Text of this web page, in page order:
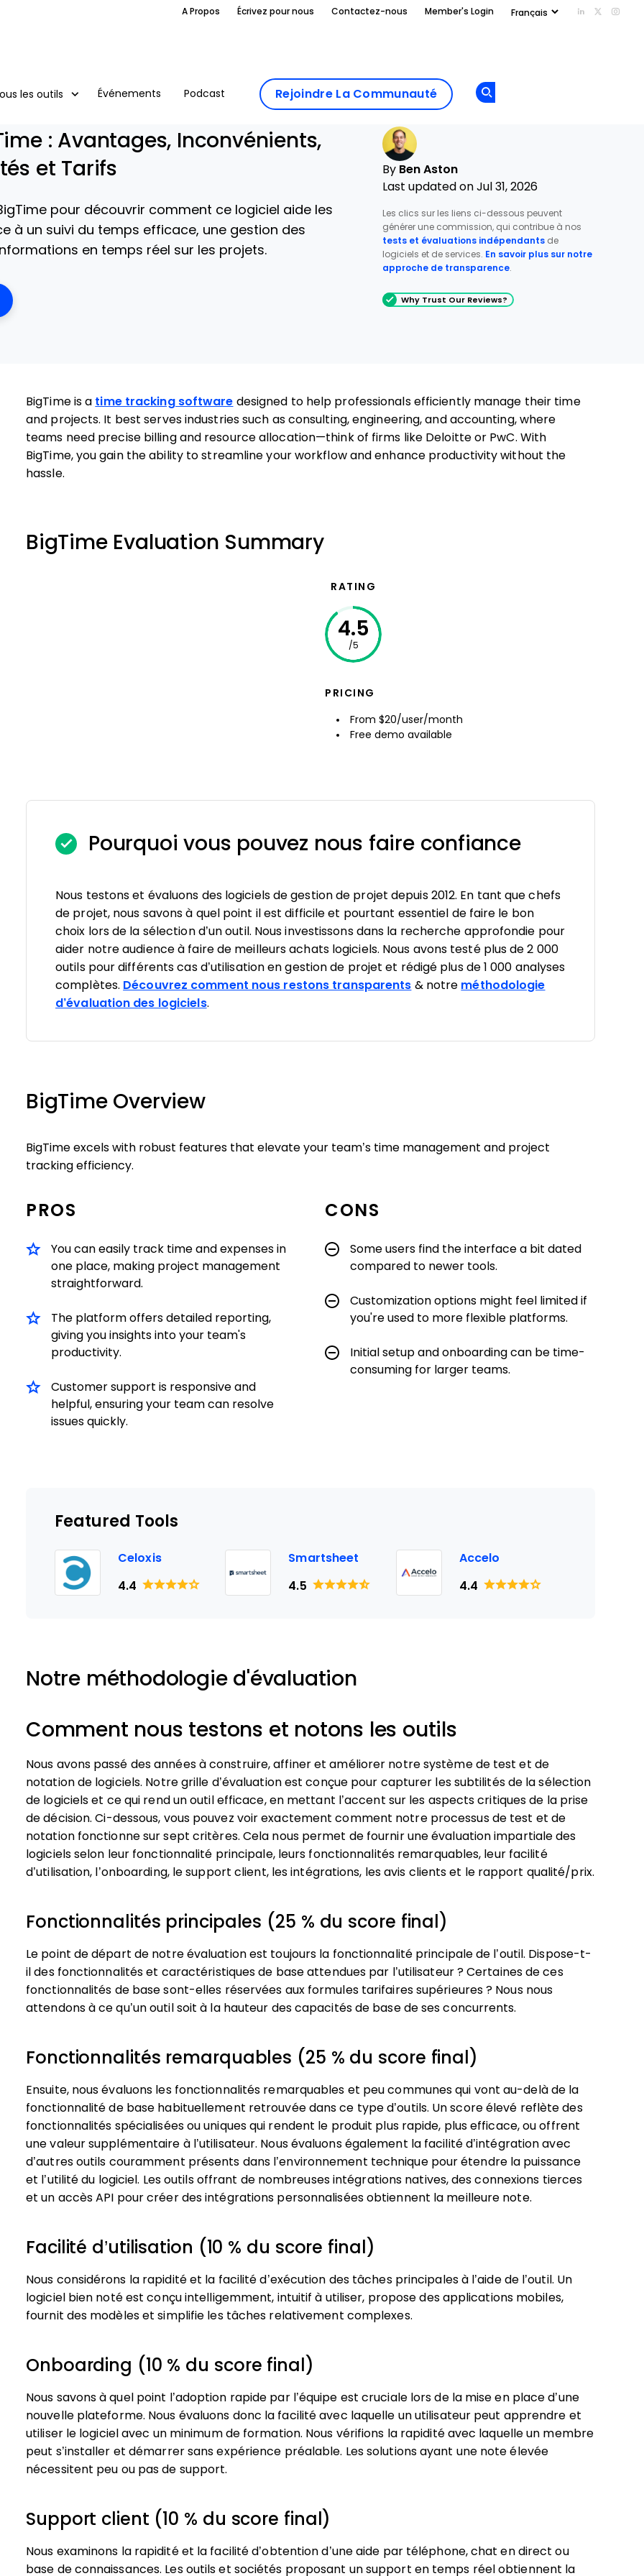
A Propos Écrivez pour nous Contactez-nous Member's Login Add us on
Follow
les outils Événements Podcast Rejoindre La Communauté
: Avantages, Inconvénients,
et Tarifs
pour découvrir comment ce logiciel aide les
à un suivi du temps efficace, une gestion des
en temps réel sur les projets.
New Window
By Ben Aston
Last updated on Jul 31, 2026
Les clics sur les liens ci-dessous peuvent
générer une commission, qui contribue à nos
tests et évaluations indépendants de
logiciels et de services. En savoir plus sur notre
approche de transparence.
Why Trust Our Reviews?
BigTime is a time tracking software designed to help professionals efficiently manage their time
and projects. It best serves industries such as consulting, engineering, and accounting, where
teams need precise billing and resource allocation—think of firms like Deloitte or PwC. With
BigTime, you gain the ability to streamline your workflow and enhance productivity without the
hassle.
BigTime Evaluation Summary
RATING
4.5
/5
PRICING
From $20/user/month
Free demo available
Pourquoi vous pouvez nous faire confiance
Nous testons et évaluons des logiciels de gestion de projet depuis 2012. En tant que chefs
de projet, nous savons à quel point il est difficile et pourtant essentiel de faire le bon
choix lors de la sélection d’un outil. Nous investissons dans la recherche approfondie pour
aider notre audience à faire de meilleurs achats logiciels. Nous avons testé plus de 2 000
outils pour différents cas d’utilisation en gestion de projet et rédigé plus de 1 000 analyses
complètes. Découvrez comment nous restons transparents & notre méthodologie
d’évaluation des logiciels.
BigTime Overview
BigTime excels with robust features that elevate your team’s time management and project
tracking efficiency.
PROS
You can easily track time and expenses in
one place, making project management
straightforward.
The platform offers detailed reporting,
giving you insights into your team's
productivity.
Customer support is responsive and
helpful, ensuring your team can resolve
issues quickly.
CONS
Some users find the interface a bit dated
compared to newer tools.
Customization options might feel limited if
you're used to more flexible platforms.
Initial setup and onboarding can be time-
consuming for larger teams.
Featured Tools
Celoxis
4.4
Smartsheet
4.5
Accelo
4.4
Notre méthodologie d'évaluation
Comment nous testons et notons les outils
Nous avons passé des années à construire, affiner et améliorer notre système de test et de
notation de logiciels. Notre grille d’évaluation est conçue pour capturer les subtilités de la sélection
de logiciels et ce qui rend un outil efficace, en mettant l’accent sur les aspects critiques de la prise
de décision. Ci-dessous, vous pouvez voir exactement comment notre processus de test et de
notation fonctionne sur sept critères. Cela nous permet de fournir une évaluation impartiale des
logiciels selon leur fonctionnalité principale, leurs fonctionnalités remarquables, leur facilité
d’utilisation, l’onboarding, le support client, les intégrations, les avis clients et le rapport qualité/prix.
Fonctionnalités principales (25 % du score final)
Le point de départ de notre évaluation est toujours la fonctionnalité principale de l’outil. Dispose-t-
il des fonctionnalités et caractéristiques de base attendues par l’utilisateur ? Certaines de ces
fonctionnalités de base sont-elles réservées aux formules tarifaires supérieures ? Nous nous
attendons à ce qu’un outil soit à la hauteur des capacités de base de ses concurrents.
Fonctionnalités remarquables (25 % du score final)
Ensuite, nous évaluons les fonctionnalités remarquables et peu communes qui vont au-delà de la
fonctionnalité de base habituellement retrouvée dans ce type d’outils. Un score élevé reflète des
fonctionnalités spécialisées ou uniques qui rendent le produit plus rapide, plus efficace, ou offrent
une valeur supplémentaire à l’utilisateur. Nous évaluons également la facilité d’intégration avec
d’autres outils couramment présents dans l’environnement technique pour étendre la puissance
et l’utilité du logiciel. Les outils offrant de nombreuses intégrations natives, des connexions tierces
et un accès API pour créer des intégrations personnalisées obtiennent la meilleure note.
Facilité d’utilisation (10 % du score final)
Nous considérons la rapidité et la facilité d’exécution des tâches principales à l’aide de l’outil. Un
logiciel bien noté est conçu intelligemment, intuitif à utiliser, propose des applications mobiles,
fournit des modèles et simplifie les tâches relativement complexes.
Onboarding (10 % du score final)
Nous savons à quel point l’adoption rapide par l’équipe est cruciale lors de la mise en place d’une
nouvelle plateforme. Nous évaluons donc la facilité avec laquelle un utilisateur peut apprendre et
utiliser le logiciel avec un minimum de formation. Nous vérifions la rapidité avec laquelle un membre
peut s’installer et démarrer sans expérience préalable. Les solutions ayant une note élevée
nécessitent peu ou pas de support.
Support client (10 % du score final)
Nous examinons la rapidité et la facilité d’obtention d’une aide par téléphone, chat en direct ou
base de connaissances. Les outils et sociétés proposant un support en temps réel obtiennent la